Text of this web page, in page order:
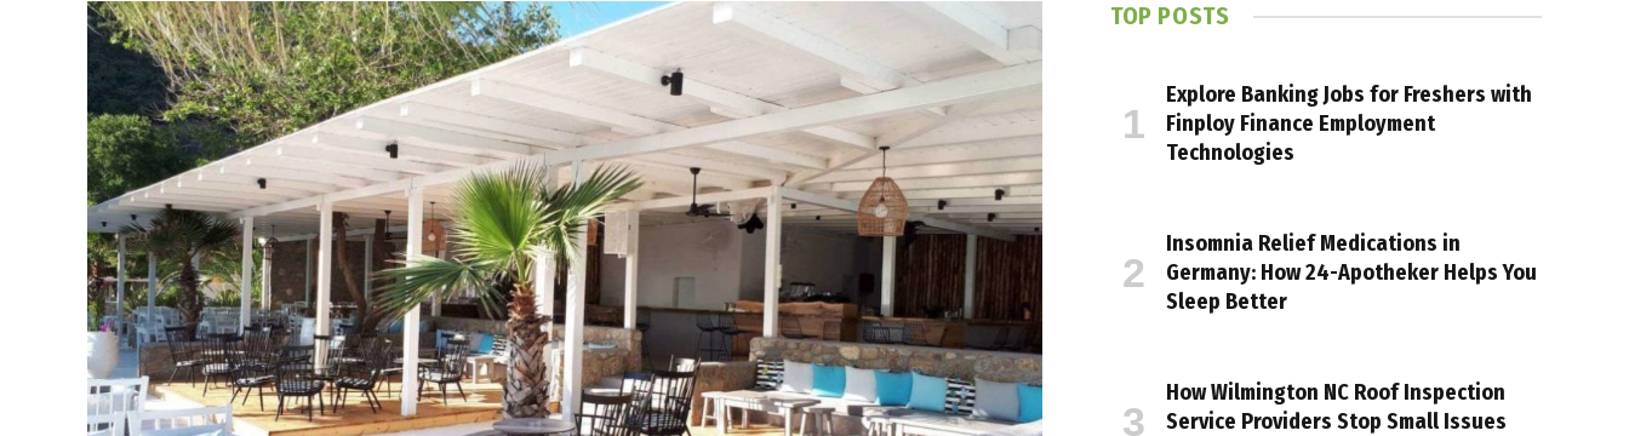
TOP POSTS
Explore Banking Jobs for Freshers with
Finploy Finance Employment
Technologies
Insomnia Relief Medications in
Germany: How 24-Apotheker Helps You
Sleep Better
How Wilmington NC Roof Inspection
Service Providers Stop Small Issues